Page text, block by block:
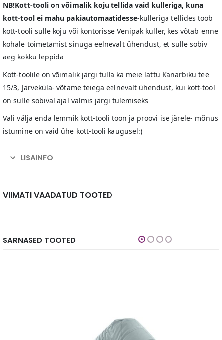
NB!Kott-tooli on võimalik koju tellida vaid kulleriga, kuna
kott-tool ei mahu pakiautomaatidesse-kulleriga tellides toob
kott-tooli sulle koju või kontorisse Venipak kuller, kes võtab enne
kohale toimetamist sinuga eelnevalt ühendust, et sulle sobiv
aeg kokku leppida
Kott-toolile on võimalik järgi tulla ka meie lattu Kanarbiku tee
15/3, Järveküla- võtame teiega eelnevalt ühendust, kui kott-tool
on sulle sobival ajal valmis järgi tulemiseks
Vali välja enda lemmik kott-tooli toon ja proovi ise järele- mõnus
istumine on vaid ühe kott-tooli kaugusel:)
LISAINFO
VIIMATI VAADATUD TOOTED
SARNASED TOOTED